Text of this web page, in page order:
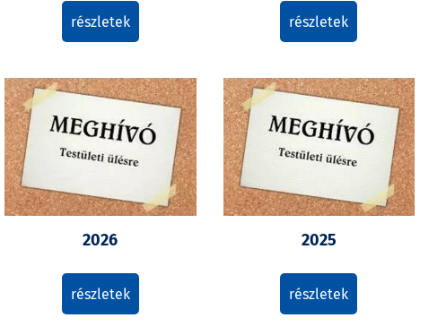
részletek részletek
2026
részletek
2025
részletek